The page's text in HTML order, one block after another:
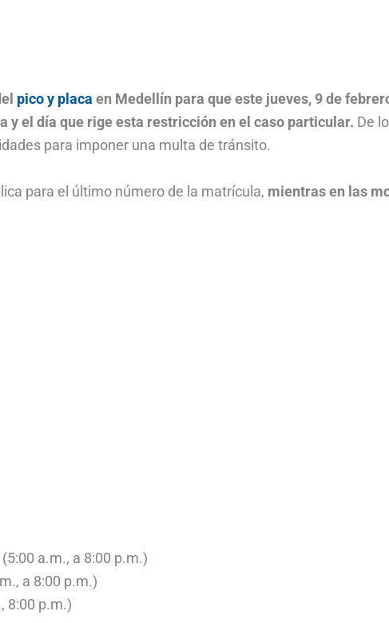
pico y placa en Medellín para que este jueves, 9de
y el día que rige esta restricción en el caso particular. De lo
para imponer una multa de tránsito.
para el último número de la matrícula, mientras en las
(5:00 a.m., a 8:00 p.m.)
a 8:00 p.m.)
8:00 p.m.)